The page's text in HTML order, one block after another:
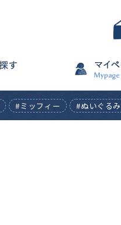
#ミッフィー #ぬいぐるみ